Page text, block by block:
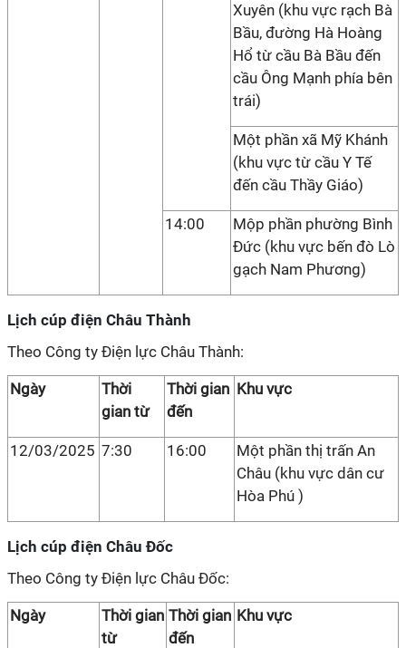
Xuyên (khu vực rạch Bà
Bầu, đường Hà Hoàng
Hổ từ cầu Bà Bầu đến
cầu Ông Mạnh phía bên
trái)
Một phần xã Mỹ Khánh
(khu vực từ cầu Y Tế
đến cầu Thầy Giáo)
14:00
Mộp phần phường Bình
Đức (khu vực bến đò Lò
gạch Nam Phương)
Lịch cúp điện Châu Thành
Theo Công ty Điện lực Châu Thành:
Ngày
Thời
gian từ
Thời gian
đến
Khu vực
12/03/2025 7:30 16:00
Một phần thị trấn An
Châu (khu vực dân cư
Hòa Phú )
Lịch cúp điện Châu Đốc
Theo Công ty Điện lực Châu Đốc:
Ngày
Thời gian
từ
Thời gian
đến
Khu vực